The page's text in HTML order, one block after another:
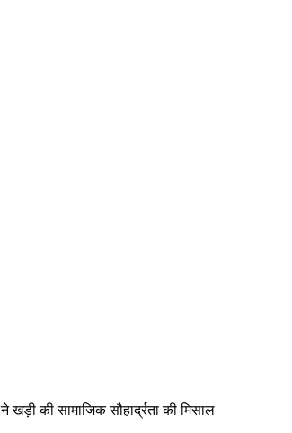
की सामाजिक सौहार्द्रता की मिसाल